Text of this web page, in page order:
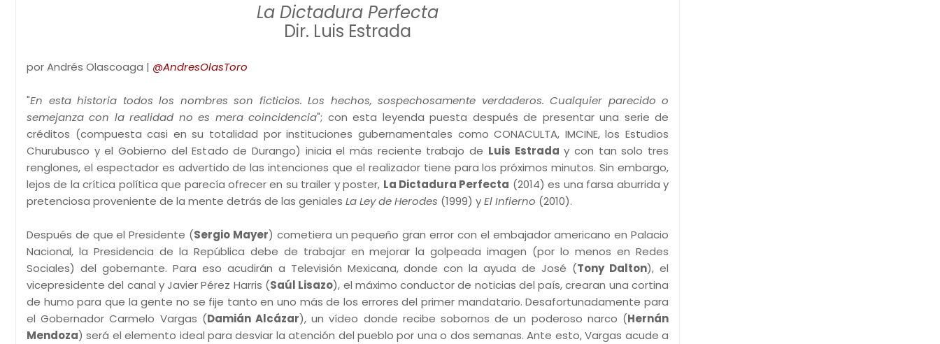
La Dictadura Perfecta
Dir. Luis Estrada
por Andrés Olascoaga | @AndresOlasToro
"En esta historia todos los nombres son ficticios. Los hechos, sospechosamente verdaderos. Cualquier parecido o
semejanza con la realidad no es mera coincidencia"; con esta leyenda puesta después de presentar una serie de
créditos (compuesta casi en su totalidad por instituciones gubernamentales como CONACULTA, IMCINE, los Estudios
Churubusco y el Gobierno del Estado de Durango) inicia el más reciente trabajo de Luis Estrada y con tan solo tres
renglones, el espectador es advertido de las intenciones que el realizador tiene para los próximos minutos. Sin embargo,
lejos de la crítica política que parecía ofrecer en su trailer y poster, La Dictadura Perfecta (2014) es una farsa aburrida y
pretenciosa proveniente de la mente detrás de las geniales La Ley de Herodes (1999) yEl Infierno (2010).
Después de que el Presidente (Sergio Mayer) cometiera un pequeño gran error con el embajador americano en Palacio
Nacional, la Presidencia de la República debe de trabajar en mejorar la golpeada imagen (por lo menos en Redes
Sociales) del gobernante. Para eso acudirán a Televisión Mexicana, donde con la ayuda de José (Tony Dalton), el
vicepresidente del canal y Javier Pérez Harris (Saúl Lisazo), el máximo conductor de noticias del país, crearan una cortina
de humo para que la gente no se fije tanto en uno más de los errores del primer mandatario. Desafortunadamente para
el Gobernador Carmelo Vargas (Damián Alcázar), un vídeo donde recibe sobornos de un poderoso narco (Hernán
Mendoza) será el elemento ideal para desviar la atención del pueblo por una o dos semanas. Ante esto, Vargas acude a